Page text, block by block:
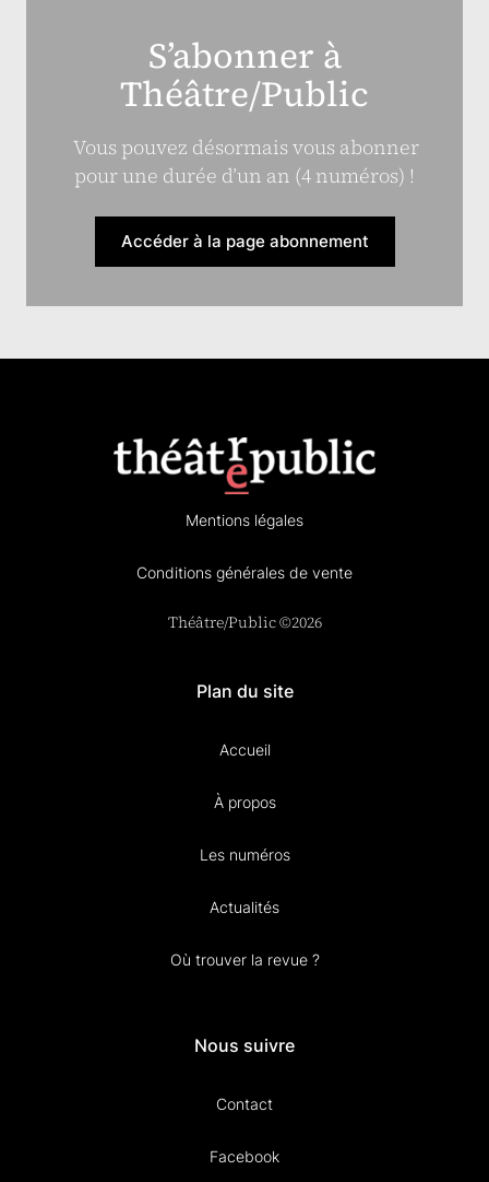
S’abonner à
Théâtre/Public
Vous pouvez désormais vous abonner
pour une durée d’un an (4 numéros) !
Accéder à la page abonnement
Mentions légales
Conditions générales de vente
Théâtre/Public ©2026
Plan du site
Accueil
À propos
Les numéros
Actualités
Où trouver la revue ?
Nous suivre
Contact
Facebook